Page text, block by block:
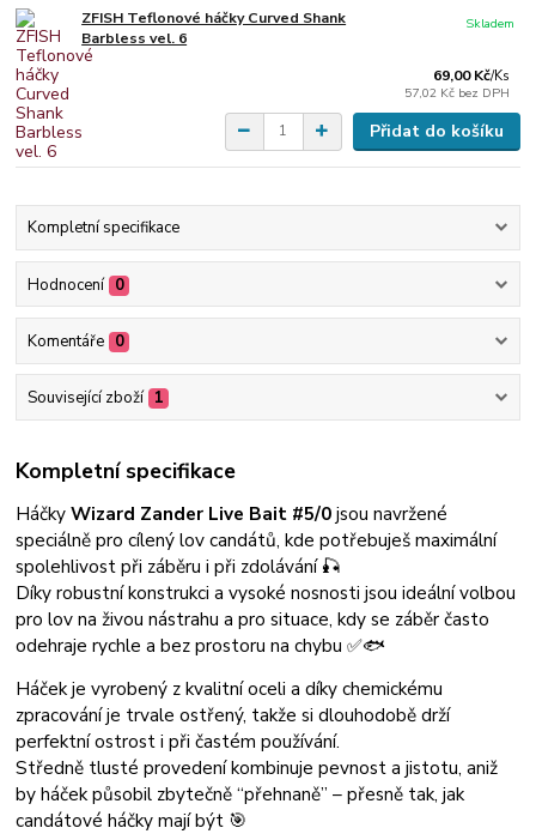
ZFISH Teflonové háčky Curved Shank
Barbless vel. 6
69,00 Kč/Ks
57,02 Kč bez DPH
Skladem
Přidat do košíku
Kompletní specifikace
Hodnocení 0
Komentáře 0
Související zboží 1
Kompletní specifikace
HáčkyWizard Zander Live Bait #5/0jsou navržené
speciálně pro cílený lov candátů, kde potřebuješ maximální
spolehlivost při záběru i při zdolávání 🎣
Díky robustní konstrukci a vysoké nosnosti jsou ideální volbou
pro lov na živou nástrahu a pro situace, kdy se záběr často
odehraje rychle a bez prostoru na chybu ✅🐟
Háček je vyrobený z kvalitní oceli a díky chemickému
zpracování je trvale ostřený, takže si dlouhodobě drží
perfektní ostrost i při častém používání.
Středně tlusté provedení kombinuje pevnost a jistotu, aniž
by háček působil zbytečně “přehnaně” – přesně tak, jak
candátové háčky mají být 🎯